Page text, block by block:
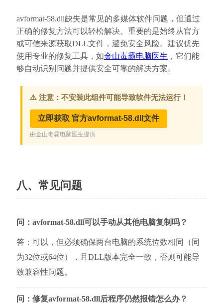
avformat-58.dll缺失是常见的多媒体软件问题，但通过
正确的修复方法可以轻松解决。重要的是始终从官方
或可信来源获取DLL文件，避免安全风险。建议优先
使用专业的修复工具，如金山毒霸电脑医生 ，它们能
够自动识别问题并提供安全可靠的解决方案。
八、常见问题
问：avformat-58.dll可以手动从其他电脑复制吗？
答：可以，但必须确保两台电脑的系统位数相同（同
为32位或64位），且DLL版本完全一致，否则可能导
致兼容性问题。
问：修复avformat-58.dll后程序仍然报错怎么办？